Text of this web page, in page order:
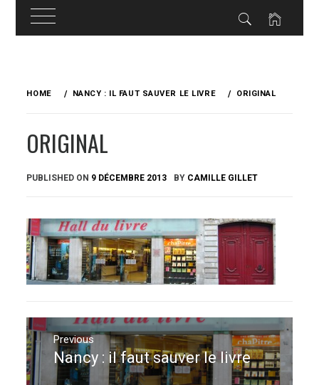
HOME NANCY : IL FAUT SAUVER LE LIVRE ORIGINAL
ORIGINAL
PUBLISHED ON 9 DÉCEMBRE 2013 BY CAMILLE GILLET
Navigation
de
l’article
Previous
Previous
post:
Nancy : il faut sauver le livre